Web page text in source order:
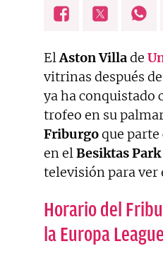
ElAston Villade
vitrinas después
ya ha conquistado
trofeo en su
Friburgoque
en elBesiktas Park
televisión para ver
Horario del
la Europa League